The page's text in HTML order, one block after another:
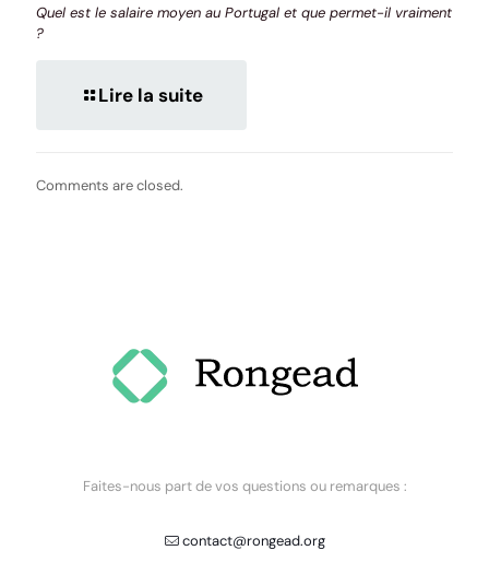
Quel est le salaire moyen au Portugal et que permet-il vraiment
?
Lire la suite
Comments are closed.
Faites-nous part de vos questions ou remarques :
contact@rongead.org